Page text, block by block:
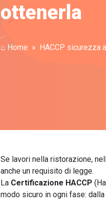
ottenerla
⌂ Home HACCP sicurezza
Se lavori nella ristorazione,
anche un requisito di legge.
La Certificazione HACCP
modo sicuro in ogni fase: